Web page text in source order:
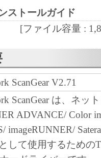
し全責任を負うこと
プとして、「本ソフ
きます。
定める場合を除き、
のいかなる知的財産
、本契約書によって
ではありません。
ストールガイド
[ファイル容量 :
ScanGear V2.71
ScanGear は、ネッ
ADVANCE/ Color
imageRUNNER/
して使用するための